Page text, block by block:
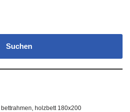
Suchen
bettrahmen, holzbett 180x200